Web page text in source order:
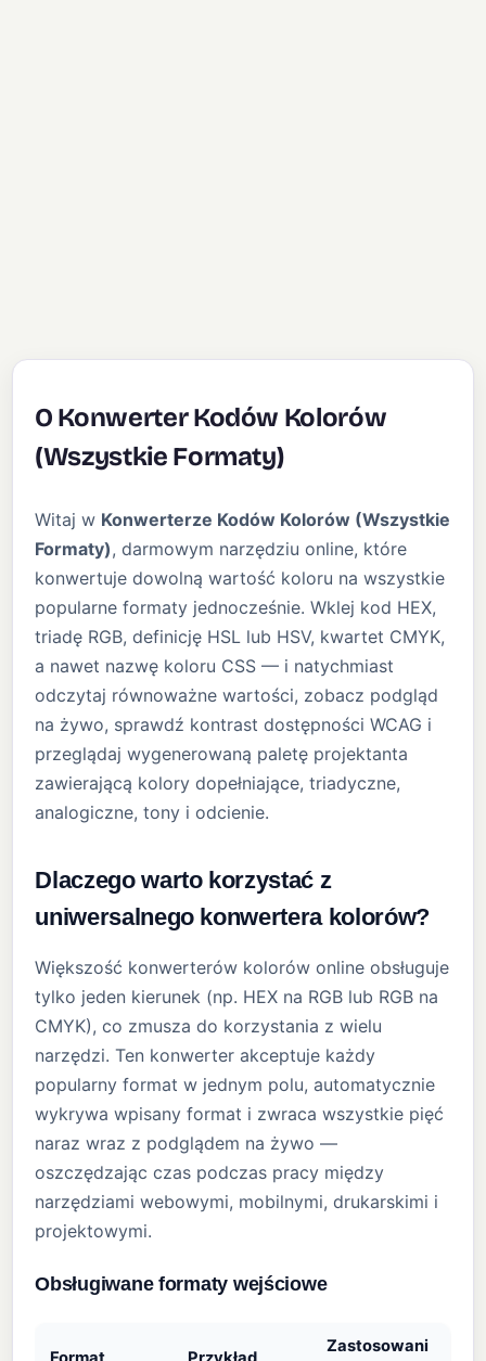
O Konwerter Kodów Kolorów
(Wszystkie Formaty)
Witaj w Konwerterze Kodów Kolorów (Wszystkie
Formaty), darmowym narzędziu online, które
konwertuje dowolną wartość koloru na wszystkie
popularne formaty jednocześnie. Wklej kod HEX,
triadę RGB, definicję HSL lub HSV, kwartet CMYK,
a nawet nazwę koloru CSS — i natychmiast
odczytaj równoważne wartości, zobacz podgląd
na żywo, sprawdź kontrast dostępności WCAG i
przeglądaj wygenerowaną paletę projektanta
zawierającą kolory dopełniające, triadyczne,
analogiczne, tony i odcienie.
Dlaczego warto korzystać z
uniwersalnego konwertera kolorów?
Większość konwerterów kolorów online obsługuje
tylko jeden kierunek (np. HEX na RGB lub RGB na
CMYK), co zmusza do korzystania z wielu
narzędzi. Ten konwerter akceptuje każdy
popularny format w jednym polu, automatycznie
wykrywa wpisany format i zwraca wszystkie pięć
naraz wraz z podglądem na żywo —
oszczędzając czas podczas pracy między
narzędziami webowymi, mobilnymi, drukarskimi i
projektowymi.
Obsługiwane formaty wejściowe
Zastosowani